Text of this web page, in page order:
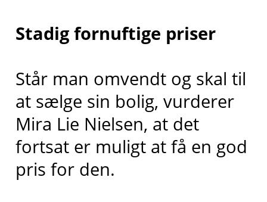
Stadig fornuftige priser
Står man omvendt og skal til
at sælge sin bolig, vurderer
Mira Lie Nielsen, at det
fortsat er muligt at få en god
pris for den.